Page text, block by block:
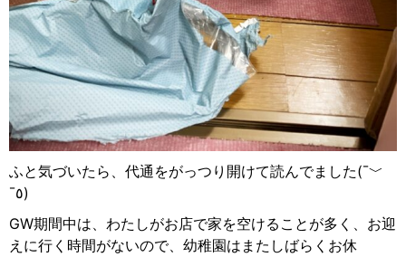
ふと気づいたら、代通をがっつり開けて読んでました(¯﹀
¯٥)
GW期間中は、わたしがお店で家を空けることが多く、お迎
えに行く時間がないので、幼稚園はまたしばらくお休